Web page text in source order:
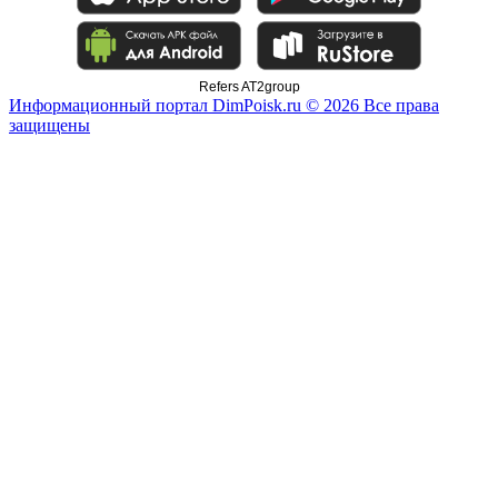
Refers AT2group
Информационный портал DimPoisk.ru © 2026 Все права
защищены